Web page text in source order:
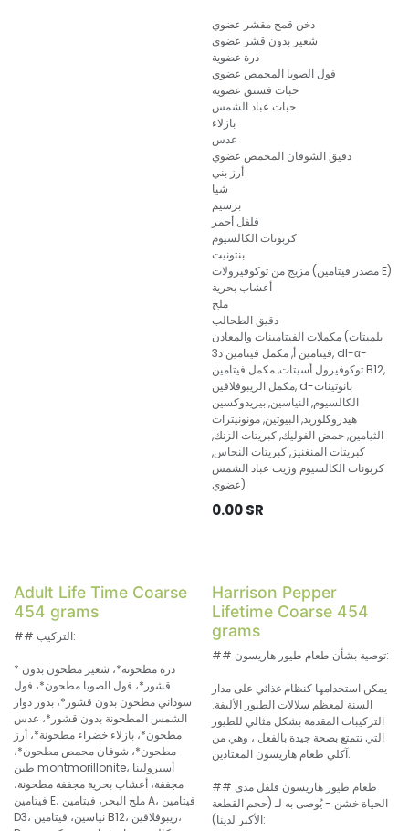
دخن قمح مقشر عضوي
شعير بدون قشر عضوي
ذرة عضوية
فول الصويا المحمص عضوي
حبات فستق عضوية
حبات عباد الشمس
بازلاء
عدس
دقيق الشوفان المحمص عضوي
أرز بني
شيا
برسيم
فلفل أحمر
كربونات الكالسيوم
بنتونيت
مزيج من توكوفيرولات (مصدر فيتامين E)
أعشاب بحرية
ملح
دقيق الطحالب
مكملات الفيتامينات والمعادن (بلميتات
فيتامين أ, مكمل فيتامين د3, dl-α-
توكوفيرول أسيتات, مكمل فيتامين B12,
مكمل الريبوفلافين, d-بانوتينات
الكالسيوم, النياسين, بيريدوكسين
هيدروكلوريد, البيوتين, مونونيترات
الثيامين, حمض الفوليك, كبريتات الزنك,
كبريتات المنغنيز, كبريتات النحاس,
كربونات الكالسيوم وزيت عباد الشمس
عضوي)
0.00SR
Adult Life Time Coarse
454 grams
## التركيب:
* ذرة مطحونة*، شعير مطحون بدون
قشور*، فول الصويا مطحون*، فول
سوداني مطحون بدون قشور*، بذور دوار
الشمس المطحونة بدون قشور*، عدس
مطحون*، بازلاء خضراء مطحونة*، أرز
مطحون*، شوفان محمص مطحون*،
طين montmorillonite، أسبرولينا
مجففة، أعشاب بحرية مجففة مطحونة،
فيتامين E، ملح البحر، فيتامين A، فيتامين
D3، نياسين، فيتامين B12، ريبوفلافين،
Harrison Pepper
Lifetime Coarse 454
grams
## توصية بشأن طعام طيور هاريسون:
يمكن استخدامها كنظام غذائي على مدار
السنة لمعظم سلالات الطيور الأليفة.
التركيبات المقدمة بشكل مثالي للطيور
التي تتمتع بصحة جيدة بالفعل ، وهي من
آكلي طعام هاريسون المعتادين.
## طعام طيور هاريسون فلفل مدى
الحياة خشن - يُوصى به لـ (حجم القطعة
الأكبر لدينا):